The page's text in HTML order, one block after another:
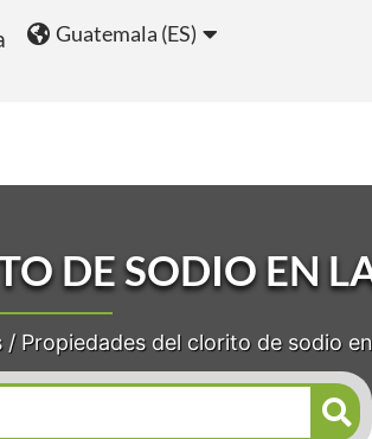
Guatemala (ES)
DE SODIO EN
/ Propiedades del clorito de sodio